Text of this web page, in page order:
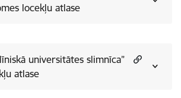
locekļu atlase
universitātes slimnīca”
atlase